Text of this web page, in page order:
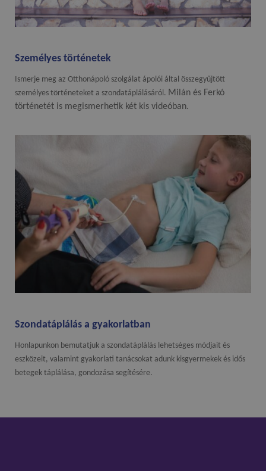
Személyes történetek
Ismerje meg az Otthonápoló szolgálat ápolói által összegyűjtött
személyes történeteket a szondatáplálásáról. Milán és Ferkó
történetét is megismerhetik két kis videóban.
Szondatáplálás a gyakorlatban
Honlapunkon bemutatjuk a szondatáplálás lehetséges módjait és
eszközeit, valamint gyakorlati tanácsokat adunk kisgyermekek és idős
betegek táplálása, gondozása segítésére.